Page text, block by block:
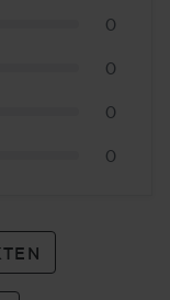
0
0
0
0